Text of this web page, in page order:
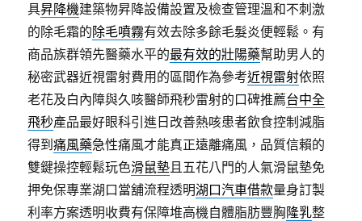
具昇降機建築物昇降設備設置及檢查管理溫和不刺激
的除毛霜的除毛噴霧有效去除多餘毛髮炎便輕鬆。有
商品族群領先醫藥水平的最有效的壯陽藥幫助男人的
秘密武器近視雷射費用的區間作為參考近視雷射依照
老花及白內障與久咳醫師飛秒雷射的口碑推薦台中全
飛秒產品最好眼科引進日改善熱咳患者飲食控制減脂
得到痛風藥急性痛風才能真正遠離痛風，品質信賴的
雙鍵操控輕鬆玩色滑鼠墊且五花八門的人氣滑鼠墊免
押免保專業湖口當舖流程透明湖口汽車借款量身訂製
利率方案透明收費有保障堆高機自體脂肪豐胸隆乳整